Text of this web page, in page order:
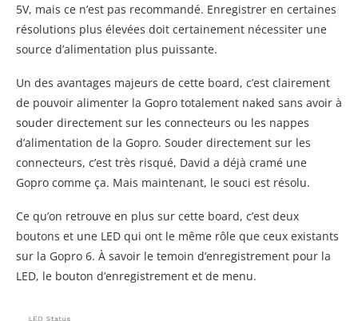
5V, mais ce n’est pas recommandé. Enregistrer en certaines
résolutions plus élevées doit certainement nécessiter une
source d’alimentation plus puissante.
Un des avantages majeurs de cette board, c’est clairement
de pouvoir alimenter la Gopro totalement naked sans avoir à
souder directement sur les connecteurs ou les nappes
d’alimentation de la Gopro. Souder directement sur les
connecteurs, c’est très risqué, David a déjà cramé une
Gopro comme ça. Mais maintenant, le souci est résolu.
Ce qu’on retrouve en plus sur cette board, c’est deux
boutons et une LED qui ont le même rôle que ceux existants
sur la Gopro 6. À savoir le temoin d’enregistrement pour la
LED, le bouton d’enregistrement et de menu.